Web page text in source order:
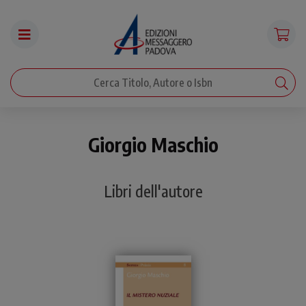
Giorgio Maschio
Libri dell'autore